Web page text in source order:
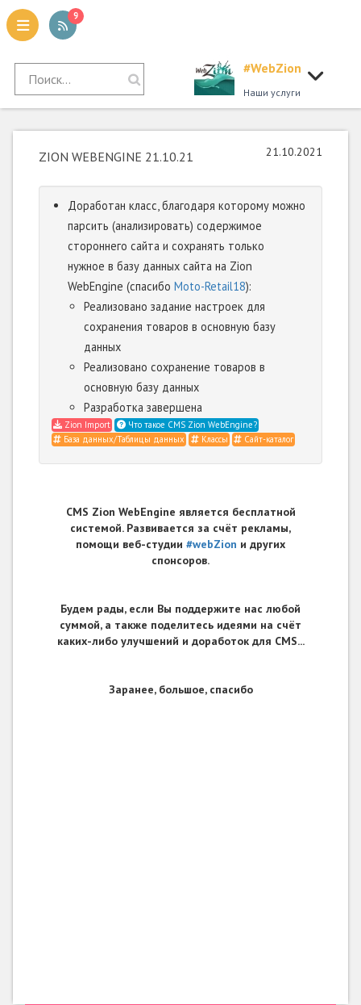
9
#WebZion
Наши услуги
ZION WEBENGINE 21.10.21 21.10.2021
Доработан класс, благодаря которому можно
парсить (анализировать) содержимое
стороннего сайта и сохранять только
нужное в базу данных сайта на Zion
WebEngine (спасибо Moto-Retail18):
Реализовано задание настроек для
сохранения товаров в основную базу
данных
Реализовано сохранение товаров в
основную базу данных
Разработка завершена
Zion Import
Что такое CMS Zion WebEngine?
База данных/Таблицы данных
Классы Сайт-каталог
CMS Zion WebEngine является бесплатной
системой. Развивается за счёт рекламы,
помощи веб-студии #webZion и других
спонсоров.
Будем рады, если Вы поддержите нас любой
суммой, а также поделитесь идеями на счёт
каких-либо улучшений и доработок для CMS...
Заранее, большое, спасибо